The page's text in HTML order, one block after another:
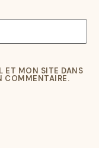
ET MON SITE DANS
COMMENTAIRE.